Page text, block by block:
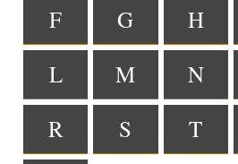
F
G H
L
M N
R
S T